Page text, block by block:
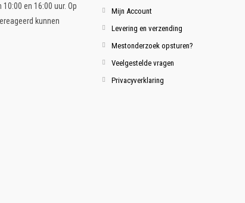
en 16:00 uur. Op
kunnen
Mijn Account
Levering en verzending
Mestonderzoek opsturen?
Veelgestelde vragen
Privacyverklaring